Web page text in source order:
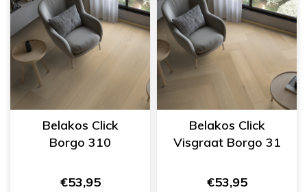
Belakos Click
Borgo 310
€53,95
Belakos Click
Visgraat Borgo 31
€53,95